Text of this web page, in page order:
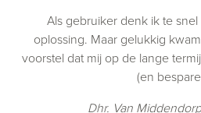
Als gebruiker denk ik te
oplossing. Maar gelukkig
voorstel dat mij op de lange
(en
Dhr. Van